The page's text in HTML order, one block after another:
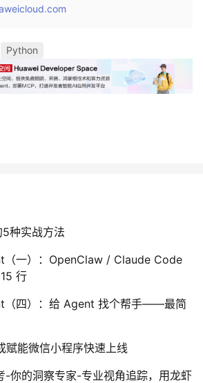
Python
种实战方法
（一）：OpenClaw / Claude Code
行
（四）：给 Agent 找个帮手——最简
赋能微信小程序快速上线
-你的洞察专家-专业视角追踪，用龙虾